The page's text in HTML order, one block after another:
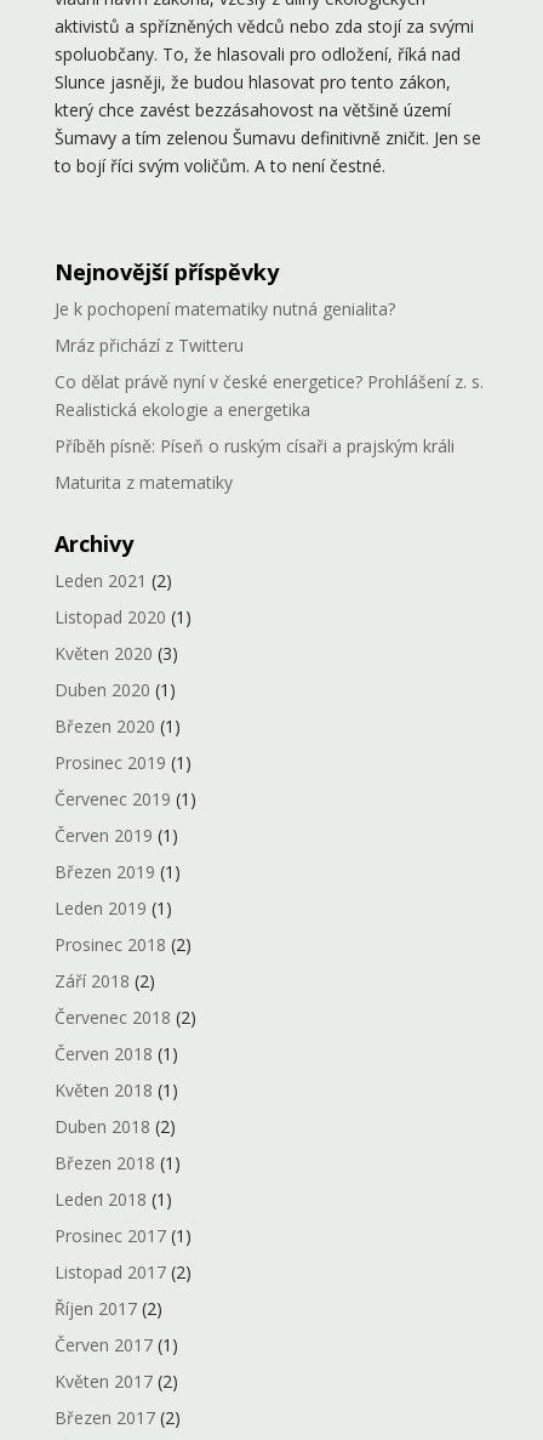
aktivistů a spřízněných vědců nebo zda stojí za svými
spoluobčany. To, že hlasovali pro odložení, říká nad
Slunce jasněji, že budou hlasovat pro tento zákon,
který chce zavést bezzásahovost na většině území
Šumavy a tím zelenou Šumavu definitivně zničit. Jen se
to bojí říci svým voličům. A to není čestné.
Nejnovější příspěvky
Je k pochopení matematiky nutná genialita?
Mráz přichází z Twitteru
Co dělat právě nyní v české energetice? Prohlášení z. s.
Realistická ekologie a energetika
Příběh písně: Píseň o ruským císaři a prajským králi
Maturita z matematiky
Archivy
Leden 2021 (2)
Listopad 2020 (1)
Květen 2020 (3)
Duben 2020 (1)
Březen 2020 (1)
Prosinec 2019 (1)
Červenec 2019 (1)
Červen 2019 (1)
Březen 2019 (1)
Leden 2019 (1)
Prosinec 2018 (2)
Září 2018 (2)
Červenec 2018 (2)
Červen 2018 (1)
Květen 2018 (1)
Duben 2018 (2)
Březen 2018 (1)
Leden 2018 (1)
Prosinec 2017(1)
Listopad 2017(2)
Říjen 2017(2)
Červen 2017(1)
Květen 2017(2)
Březen 2017(2)